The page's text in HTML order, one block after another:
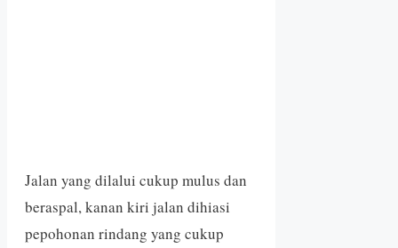
Jalan yang dilalui cukup mulus dan
beraspal, kanan kiri jalan dihiasi
pepohonan rindang yang cukup